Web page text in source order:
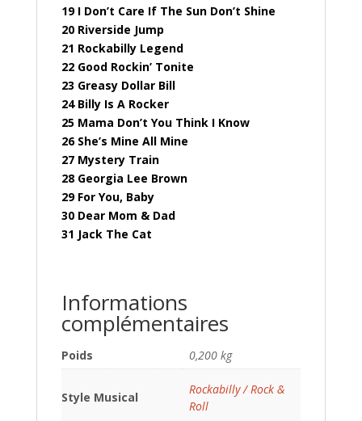
19 I Don’t Care If The Sun Don’t Shine
20 Riverside Jump
21 Rockabilly Legend
22 Good Rockin’ Tonite
23 Greasy Dollar Bill
24 Billy Is A Rocker
25 Mama Don’t You Think I Know
26 She’s Mine All Mine
27 Mystery Train
28 Georgia Lee Brown
29 For You, Baby
30 Dear Mom & Dad
31 Jack The Cat
Informations
complémentaires
Poids 0,200 kg
Style Musical
Rockabilly / Rock &
Roll